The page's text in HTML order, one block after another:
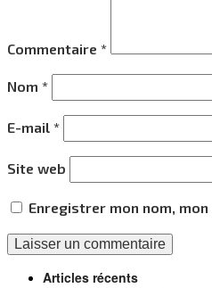
Commentaire *
Nom *
E-mail *
Site web
Enregistrer mon nom,
Articles récents